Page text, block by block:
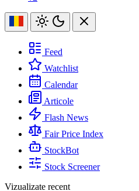
Feed
Watchlist
Calendar
Articole
Flash News
Fair Price Index
StockBot
Stock Screener
Vizualizate recent